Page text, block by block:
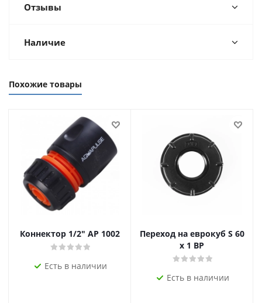
Отзывы
Наличие
Похожие товары
Коннектор 1/2" AP 1002
Есть в наличии
Переход на еврокуб S 60
х 1 ВР
Есть в наличии